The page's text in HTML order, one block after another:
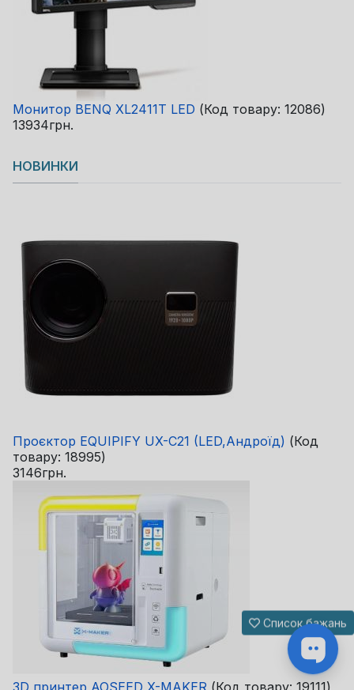
Монитор BENQ XL2411T LED (Код товару: 12086)
13934грн.
НОВИНКИ
Проєктор EQUIPIFY UX-C21 (LED,Андроїд) (Код
товару: 18995)
3146грн.
3D принтер AOSEED X-MAKER (Код товару: 19111)
Список бажань